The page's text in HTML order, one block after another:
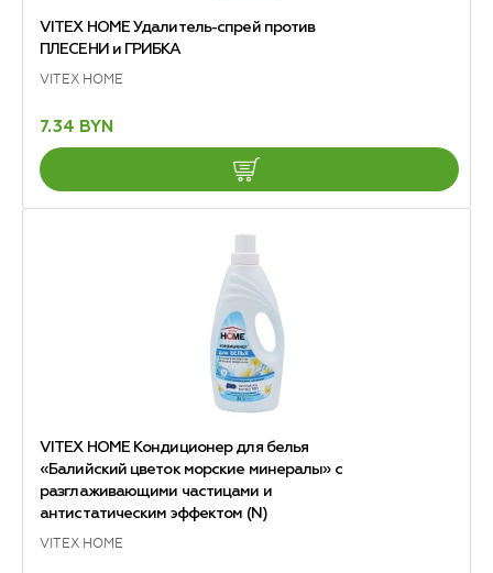
VITEX HOME Удалитель-спрей против
ПЛЕСЕНИ и ГРИБКА
VITEX HOME
7.34 BYN
VITEX HOME Кондиционер для белья
«Балийский цветок морские минералы» с
разглаживающими частицами и
антистатическим эффектом (N)
VITEX HOME